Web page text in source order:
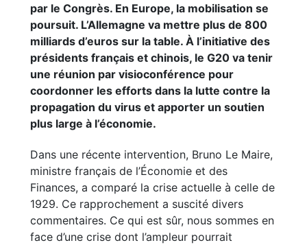
par le Congrès. En Europe, la mobilisation se
poursuit. L’Allemagne va mettre plus de 800
milliards d’euros sur la table. À l’initiative des
présidents français et chinois, le G20 va tenir
une réunion par visioconférence pour
coordonner les efforts dans la lutte contre la
propagation du virus et apporter un soutien
plus large à l’économie.
Dans une récente intervention, Bruno Le Maire,
ministre français de l’Économie et des
Finances, a comparé la crise actuelle à celle de
1929. Ce rapprochement a suscité divers
commentaires. Ce qui est sûr, nous sommes en
face d’une crise dont l’ampleur pourrait